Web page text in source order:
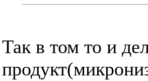
Так в том то и